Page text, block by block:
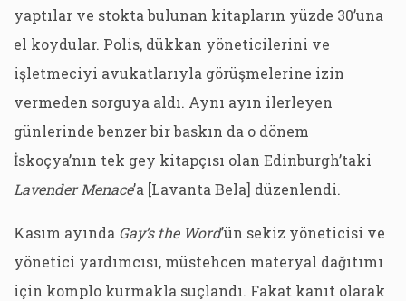
yaptılar ve stokta bulunan kitapların yüzde 30’una
el koydular. Polis, dükkan yöneticilerini ve
işletmeciyi avukatlarıyla görüşmelerine izin
vermeden sorguya aldı. Aynı ayın ilerleyen
günlerinde benzer bir baskın da o dönem
İskoçya’nın tek gey kitapçısı olan Edinburgh’taki
Lavender Menace’a [Lavanta Bela] düzenlendi.
Kasım ayında Gay’s the Word’ün sekiz yöneticisi ve
yönetici yardımcısı, müstehcen materyal dağıtımı
için komplo kurmakla suçlandı. Fakat kanıt olarak